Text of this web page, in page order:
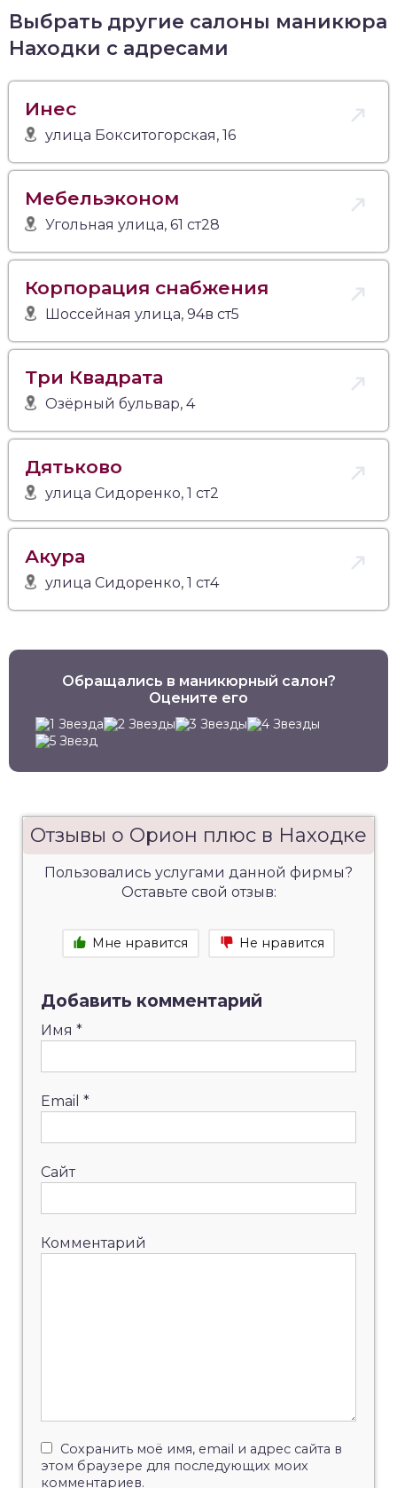
Выбрать другие салоны маникюра
Находки с адресами
Инес
улица Бокситогорская, 16
Мебельэконом
Угольная улица, 61 ст28
Корпорация снабжения
Шоссейная улица, 94в ст5
Три Квадрата
Озёрный бульвар, 4
Дятьково
улица Сидоренко, 1 ст2
Акура
улица Сидоренко, 1 ст4
Обращались в маникюрный салон?
Оцените его
Отзывы о Орион плюс в Находке
Пользовались услугами данной фирмы?
Оставьте свой отзыв:
Мне нравится Не нравится
Добавить комментарий
Имя *
Email *
Сайт
Комментарий
Сохранить моё имя, email и адрес сайта в
этом браузере для последующих моих
комментариев.